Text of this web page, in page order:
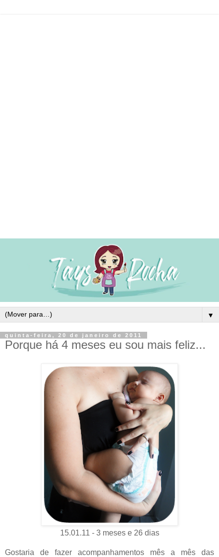
▼
quinta-feira, 20 de janeiro de 2011
Porque há 4 meses eu sou mais feliz...
15.01.11 - 3 meses e 26 dias
Gostaria de fazer acompanhamentos mês a mês das